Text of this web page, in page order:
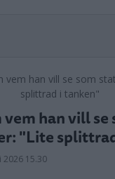
vem han vill se
"Lite
2026 15.30